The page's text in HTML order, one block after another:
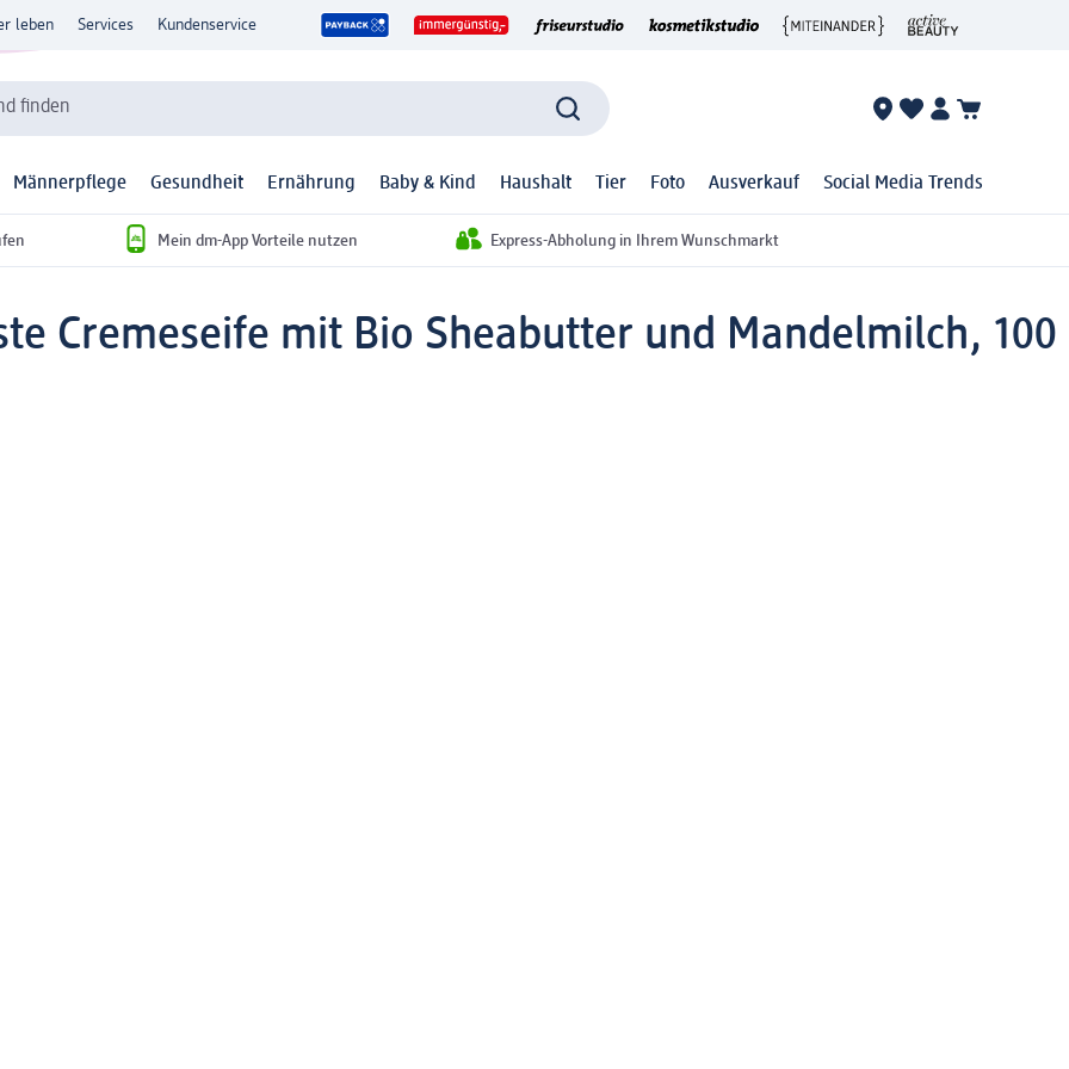
leben Services Kundenservice
finden
Männerpflege Gesundheit Ernährung Baby & Kind Haushalt Tier Foto Ausverkauf Social Media Trends
Mein dm-App Vorteile nutzen Express-Abholung in Ihrem Wunschmarkt
Cremeseife mit Bio Sheabutter und Mandelmilch, 100